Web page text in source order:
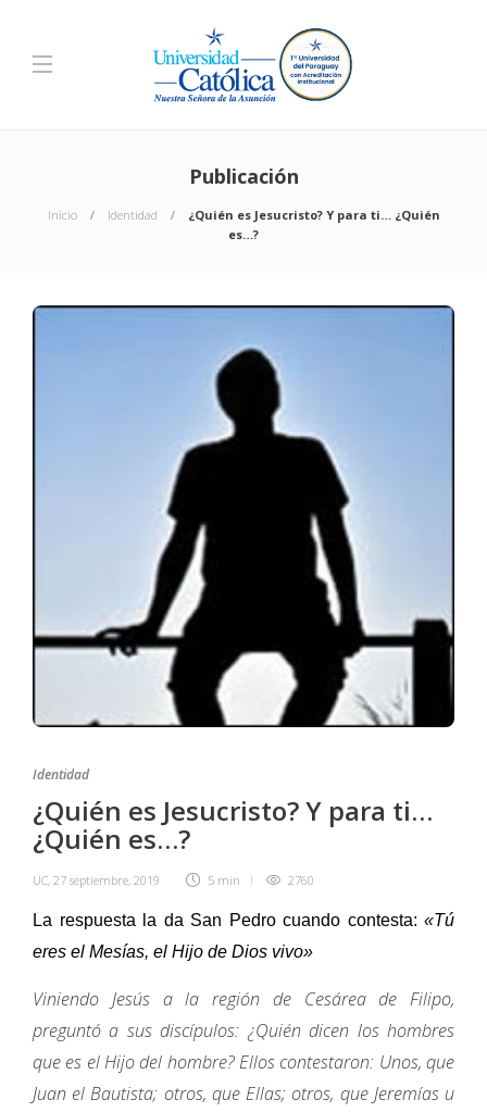
Publicación
Inicio Identidad
¿Quién es Jesucristo? Y para ti… ¿Quién
es…?
Identidad
¿Quién es Jesucristo? Y para ti…
¿Quién es…?
UC, 27 septiembre, 2019 5 min 2760
La respuesta la da San Pedro cuando contesta: «Tú
eres el Mesías, el Hijo de Dios vivo»
Viniendo Jesús a la región de Cesárea de Filipo,
preguntó a sus discípulos: ¿Quién dicen los hombres
que es el Hijo del hombre? Ellos contestaron: Unos, que
Juan el Bautista; otros, que Ellas; otros, que Jeremías u